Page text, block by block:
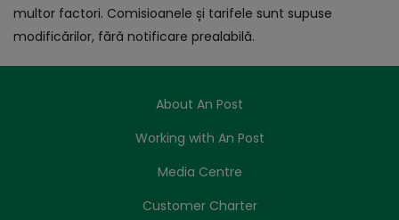
multor factori. Comisioanele și tarifele sunt supuse
modificărilor, fără notificare prealabilă.
About An Post
Working with An Post
Media Centre
Customer Charter